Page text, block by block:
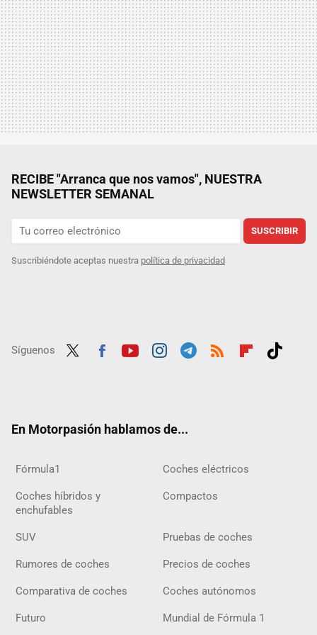
RECIBE "Arranca que nos vamos", NUESTRA
NEWSLETTER SEMANAL
SUSCRIBIR
Suscribiéndote aceptas nuestra política de privacidad
Síguenos
En Motorpasión hablamos de...
Fórmula1 Coches eléctricos
Coches híbridos y
enchufables
Compactos
SUV Pruebas de coches
Rumores de coches Precios de coches
Comparativa de coches Coches autónomos
Futuro Mundial de Fórmula 1